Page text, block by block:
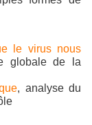
le virus nous
globale de la
, analyse du